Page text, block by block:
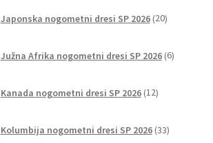
Japonska nogometni dresi SP 2026 20izdelkov
Južna Afrika nogometni dresi SP 2026 6izdelkov
Kanada nogometni dresi SP 2026 12izdelkov
Kolumbija nogometni dresi SP 2026 33izdelkov